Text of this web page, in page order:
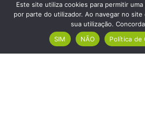
da corrida. Queremos fornecer informações,
ajudar as pessoas a alcançarem os seus
estar.
Contate-nos:
Este site utiliza cookies para permitir
por parte do utilizador. Ao navegar no
sua utilização.
SIM
NÃO Política de